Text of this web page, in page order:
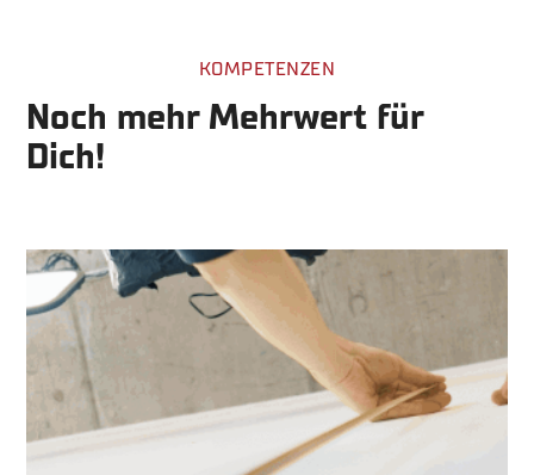
KOMPETENZEN
Noch mehr Mehrwert für
Dich!